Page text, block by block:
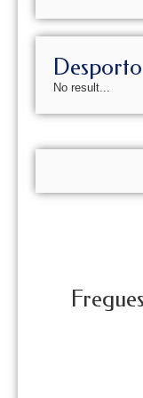
Desporto
No result...